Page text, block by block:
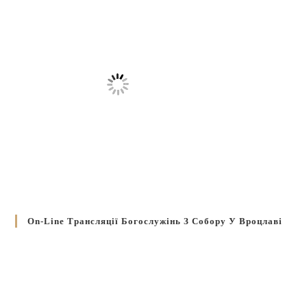
On-Line Трансляції Богослужінь З Собору У Вроцлаві